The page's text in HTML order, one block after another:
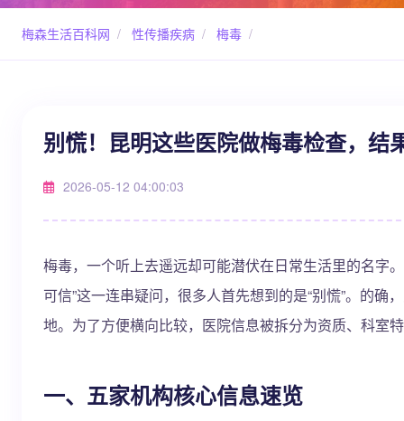
梅森生活百科网 / 性传播疾病 / 梅毒 /
别慌！昆明这些医院做梅毒检查，结
2026-05-12 04:00:03
梅毒，一个听上去遥远却可能潜伏在日常生活里的名字
可信”这一连串疑问，很多人首先想到的是“别慌”。的
地。为了方便横向比较，医院信息被拆分为资质、科室
一、五家机构核心信息速览